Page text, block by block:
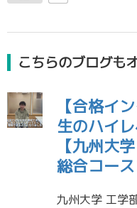
こちらのブログも
【合格イ
生のハイ
【九州大
総合コー